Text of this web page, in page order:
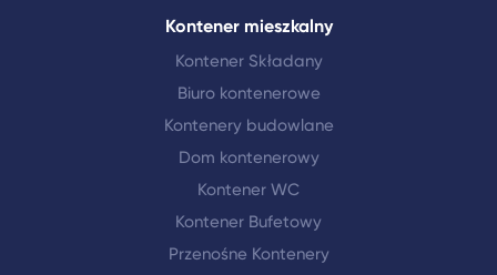
Kontener mieszkalny
Kontener Składany
Biuro kontenerowe
Kontenery budowlane
Dom kontenerowy
Kontener WC
Kontener Bufetowy
Przenośne Kontenery